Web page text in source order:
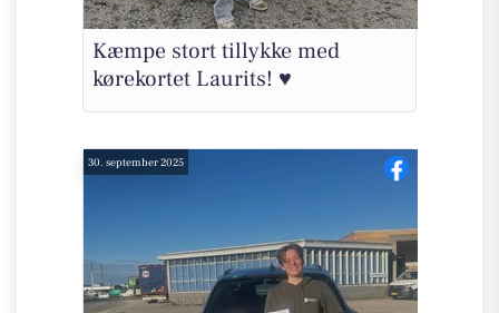
Kæmpe stort tillykke med
kørekortet Laurits! ♥️
30. september 2025